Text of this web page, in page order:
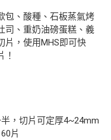
包、酸種、石板蒸氣烤
司、重奶油磅蛋糕、義
片，使用MHS即可快
！
，切片可定厚4~24mm
片